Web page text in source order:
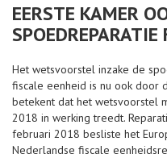
EERSTE KAMER
SPOEDREPARATIE
Het wetsvoorstel inzake de
fiscale eenheid is nu ook door
betekent dat het wetsvoorstel
2018 in werking treedt.
februari 2018 besliste het
Nederlandse fiscale